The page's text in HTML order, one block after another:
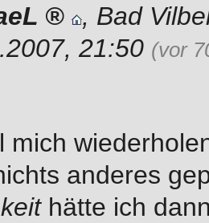
, Bad
21:50 (vor
mich
anderes
hätte ich